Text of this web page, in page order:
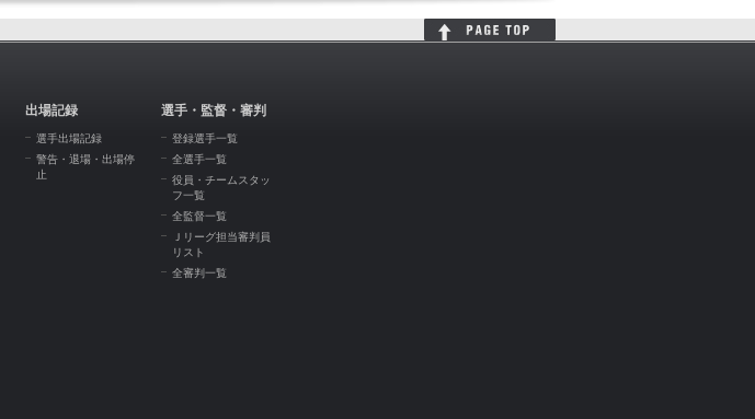
出場記録
選手出場記録
警告・退場・出場停
止
選手・監督・審判
登録選手一覧
全選手一覧
役員・チームスタッ
フ一覧
全監督一覧
Ｊリーグ担当審判員
リスト
全審判一覧